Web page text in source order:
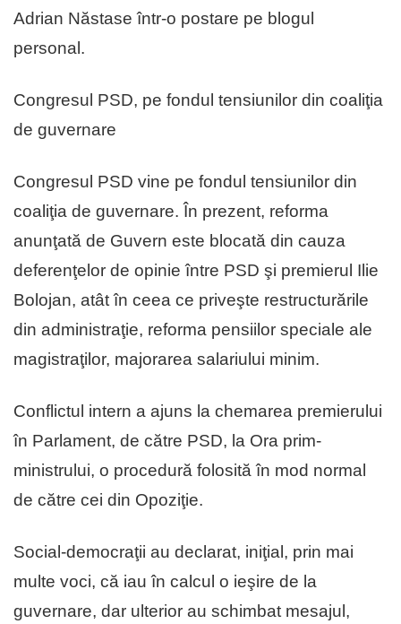
Adrian Năstase într-o postare pe blogul
personal.
Congresul PSD, pe fondul tensiunilor din coaliţia
de guvernare
Congresul PSD vine pe fondul tensiunilor din
coaliţia de guvernare. În prezent, reforma
anunţată de Guvern este blocată din cauza
deferenţelor de opinie între PSD şi premierul Ilie
Bolojan, atât în ceea ce priveşte restructurările
din administraţie, reforma pensiilor speciale ale
magistraţilor, majorarea salariului minim.
Conflictul intern a ajuns la chemarea premierului
în Parlament, de către PSD, la Ora prim-
ministrului, o procedură folosită în mod normal
de către cei din Opoziţie.
Social-democraţii au declarat, iniţial, prin mai
multe voci, că iau în calcul o ieşire de la
guvernare, dar ulterior au schimbat mesajul,